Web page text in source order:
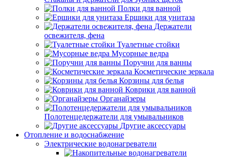
Полки для ванной
Ершики для унитаза
Держатели
освежителя, фена
Туалетные стойки
Мусорные ведра
Поручни для ванны
Косметические зеркала
Корзины для белья
Коврики для ванной
Органайзеры
Полотенцедержатели для умывальников
Другие аксессуары
Отопление и водоснабжение
Электрические водонагреватели